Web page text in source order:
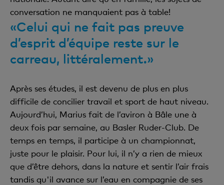
conversation ne manquaient pas à table!
«Celui qui ne fait pas preuve
d’esprit d’équipe reste sur le
carreau, littéralement.»
Après ses études, il est devenu de plus en plus
difficile de concilier travail et sport de haut niveau.
Aujourd’hui, Marius fait de l’aviron à Bâle une à
deux fois par semaine, au Basler Ruder-Club. De
temps en temps, il participe à un championnat,
juste pour le plaisir. Pour lui, il n’y a rien de mieux
que d’être dehors, dans la nature et sentir l’air frais
tandis qu'il avance sur l’eau en compagnie de ses